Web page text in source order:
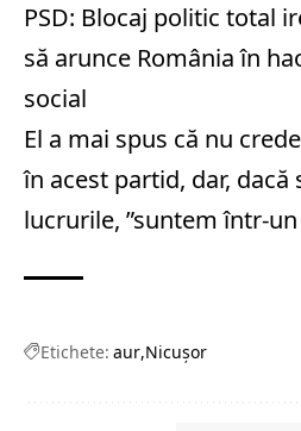
PSD: Blocaj politic total
să arunce România în
social
El a mai spus că nu
în acest partid, dar, dacă
lucrurile, ”suntem într-
Etichete: aur Nicușor